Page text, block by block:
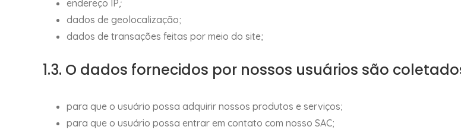
endereço IP;
dados de geolocalização;
dados de transações feitas por meio do site;
1.3. O dados fornecidos por nossos usuários são
para que o usuário possa adquirir nossos produtos e serviços;
para que o usuário possa entrar em contato com nosso SAC;